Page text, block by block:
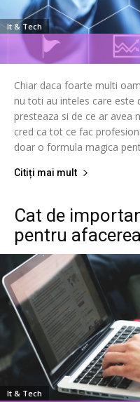
It & Tech
Chiar daca foarte multi
nu toti au inteles care este
presteaza si de ce ar avea
cred ca tot ce fac
doar o formula magica
Citiți mai mult
Cat de
pentru
It & Tech